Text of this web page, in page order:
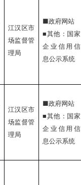
江汉区市
场监督管
理局
■政府网站
■其他：国家
企业信用信
息公示系统
江汉区市
场监督管
理局
■政府网站
■其他：国家
企业信用信
息公示系统